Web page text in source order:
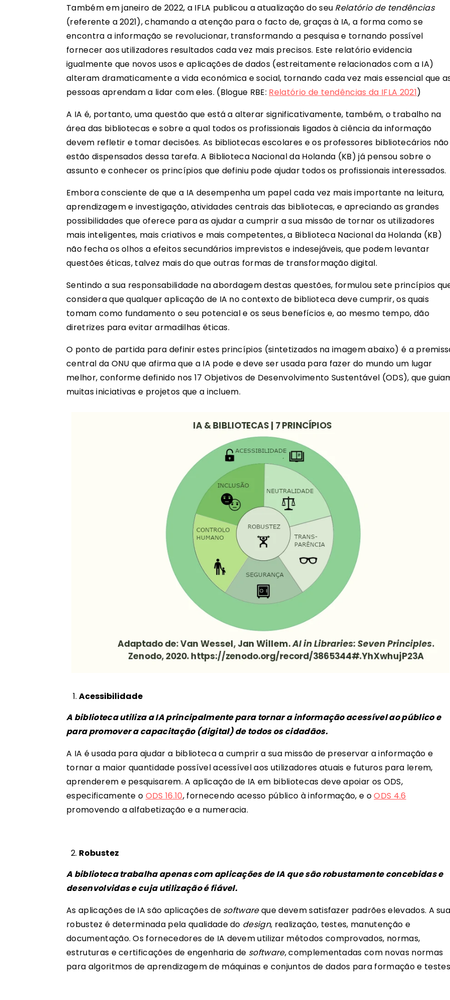
Também em janeiro de 2022, a IFLA publicou a atualização do seu Relatório de tendências
(referente a 2021), chamando a atenção para o facto de, graças à IA, a forma como se
encontra a informação se revolucionar, transformando a pesquisa e tornando possível
fornecer aos utilizadores resultados cada vez mais precisos. Este relatório evidencia
igualmente que novos usos e aplicações de dados (estreitamente relacionados com a IA)
alteram dramaticamente a vida económica e social, tornando cada vez mais essencial que
pessoas aprendam a lidar com eles. (Blogue RBE: Relatório de tendências da IFLA 2021)
A IA é, portanto, uma questão que está a alterar significativamente, também, o trabalho na
área das bibliotecas e sobre a qual todos os profissionais ligados à ciência da informação
devem refletir e tomar decisões. As bibliotecas escolares e os professores bibliotecários não
estão dispensados dessa tarefa. A Biblioteca Nacional da Holanda (KB) já pensou sobre o
assunto e conhecer os princípios que definiu pode ajudar todos os profissionais interessados.
Embora consciente de que a IA desempenha um papel cada vez mais importante na leitura,
aprendizagem e investigação, atividades centrais das bibliotecas, e apreciando as grandes
possibilidades que oferece para as ajudar a cumprir a sua missão de tornar os utilizadores
mais inteligentes, mais criativos e mais competentes, a Biblioteca Nacional da Holanda (KB)
não fecha os olhos a efeitos secundários imprevistos e indesejáveis, que podem levantar
questões éticas, talvez mais do que outras formas de transformação digital.
Sentindo a sua responsabilidade na abordagem destas questões, formulou sete princípios
considera que qualquer aplicação de IA no contexto de biblioteca deve cumprir, os quais
tomam como fundamento o seu potencial e os seus benefícios e, ao mesmo tempo, dão
diretrizes para evitar armadilhas éticas.
O ponto de partida para definir estes princípios (sintetizados na imagem abaixo) é a
central da ONU que afirma que a IA pode e deve ser usada para fazer do mundo um lugar
melhor, conforme definido nos 17 Objetivos de Desenvolvimento Sustentável (ODS), que
muitas iniciativas e projetos que a incluem.
Acessibilidade
A biblioteca utiliza a IA principalmente para tornar a informação acessível ao público e
para promover a capacitação (digital) de todos os cidadãos.
A IA é usada para ajudar a biblioteca a cumprir a sua missão de preservar a informação e
tornar a maior quantidade possível acessível aos utilizadores atuais e futuros para lerem,
aprenderem e pesquisarem. A aplicação de IA em bibliotecas deve apoiar os ODS,
especificamente o ODS 16.10, fornecendo acesso público à informação, e oODS 4.6
promovendo a alfabetização e a numeracia.
Robustez
A biblioteca trabalha apenas com aplicações de IA que são robustamente concebidas e
desenvolvidas e cuja utilização é fiável.
As aplicações de IA são aplicações de softwareque devem satisfazer padrões elevados. A
robustez é determinada pela qualidade do design, realização, testes, manutenção e
documentação. Os fornecedores de IA devem utilizar métodos comprovados, normas,
estruturas e certificações de engenharia de software, complementadas com novas normas
para algoritmos de aprendizagem de máquinas e conjuntos de dados para formação e